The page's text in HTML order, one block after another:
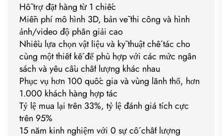
Hỗ trợ đặt hàng từ 1 chiếc
Miễn phí mô hình 3D, bản vẽ thi công và hình
ảnh/video độ phân giải cao
Nhiều lựa chọn vật liệu và kỹ thuật chế tác cho
cùng một thiết kế để phù hợp với các mức ngân
sách và yêu cầu chất lượng khác nhau
Phục vụ hơn 100 quốc gia và vùng lãnh thổ, hơn
1.000 khách hàng hợp tác
Tỷ lệ mua lại trên 33%, tỷ lệ đánh giá tích cực
trên 95%
15 năm kinh nghiệm với 0 sự cố chất lượng